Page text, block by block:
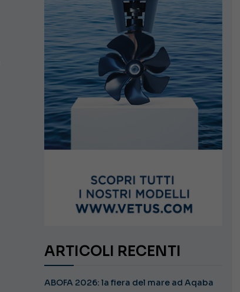
ARTICOLI RECENTI
ABOFA 2026: la fiera del mare ad Aqaba